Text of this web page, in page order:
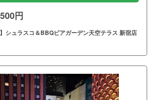
円
】シュラスコ＆BBQビアガーデン天空テラス 新宿店